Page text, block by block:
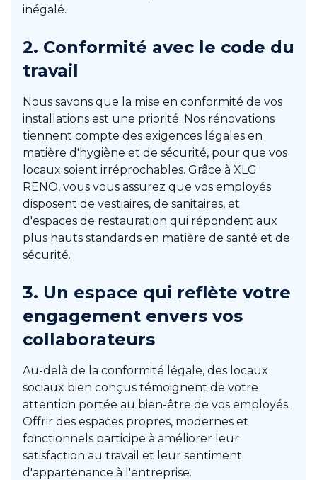
inégalé.
2. Conformité avec le code du
travail
Nous savons que la mise en conformité de vos
installations est une priorité. Nos rénovations
tiennent compte des exigences légales en
matière d'hygiène et de sécurité, pour que vos
locaux soient irréprochables. Grâce à XLG
RENO, vous vous assurez que vos employés
disposent de vestiaires, de sanitaires, et
d'espaces de restauration qui répondent aux
plus hauts standards en matière de santé et de
sécurité.
3. Un espace qui reflète votre
engagement envers vos
collaborateurs
Au-delà de la conformité légale, des locaux
sociaux bien conçus témoignent de votre
attention portée au bien-être de vos employés.
Offrir des espaces propres, modernes et
fonctionnels participe à améliorer leur
satisfaction au travail et leur sentiment
d'appartenance à l'entreprise.